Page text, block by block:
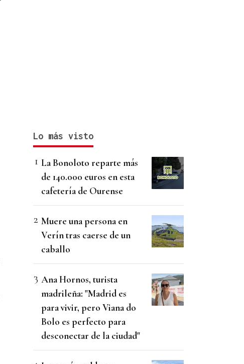
Lo más visto
La Bonoloto reparte más
de 140.000 euros en esta
cafetería de Ourense
Muere una persona en
Verín tras caerse de un
caballo
Ana Hornos, turista
madrileña: "Madrid es
para vivir, pero Viana do
Bolo es perfecto para
desconectar de la ciudad"